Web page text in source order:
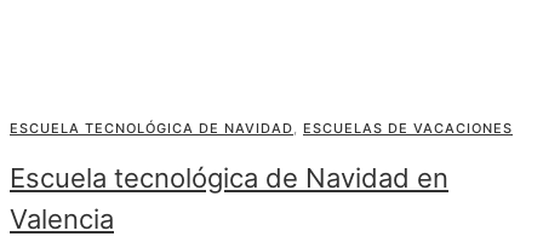
ESCUELA TECNOLÓGICA DE NAVIDAD, ESCUELAS DE VACACIONES
Escuela tecnológica de Navidad en
Valencia